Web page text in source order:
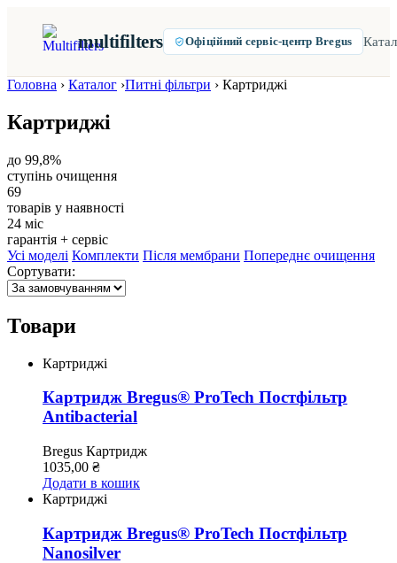
multifilters Офіційний сервіс-центр Bregus
Головна › Каталог ›Питні фільтри › Картриджі
Картриджі
до 99,8%
ступінь очищення
69
товарів у наявності
24 міс
гарантія + сервіс
Усі моделі Комплекти Після мембрани Попереднє очищення
Сортувати:
Товари
Картриджі
Картридж Bregus® ProTech Постфільтр
Antibacterial
Bregus Картридж
1035,00 ₴
Додати в кошик
Картриджі
Картридж Bregus® ProTech Постфільтр
Nanosilver